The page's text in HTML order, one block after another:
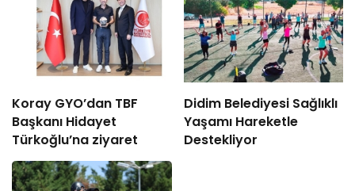
Koray GYO’dan TBF
Başkanı Hidayet
Türkoğlu’na ziyaret
Didim Belediyesi Sağlıklı
Yaşamı Hareketle
Destekliyor